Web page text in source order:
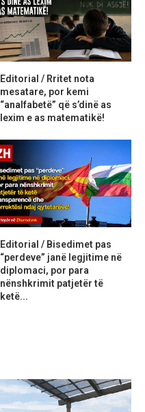
Editorial / Rritet nota
mesatare, por kemi
“analfabetë” që s’dinë as
lexim e as matematikë!
Editorial / Bisedimet pas
“perdeve” janë legjitime në
diplomaci, por para
nënshkrimit patjetër të
ketë...